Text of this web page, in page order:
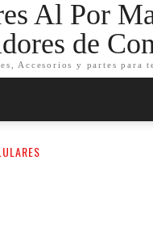
Al Por
de
Accesorios y partes para